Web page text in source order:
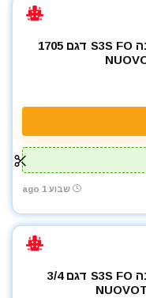
נעלי בטיחות ג'נבה S3S FO דגם 1705
שבוע 1 ago
נעלי בטיחות ג'נבה S3S FO דגם 3/4